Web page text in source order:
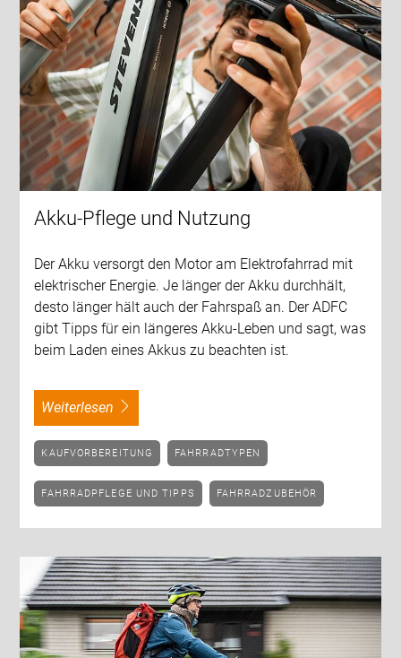
Akku-Pflege und Nutzung
Der Akku versorgt den Motor am Elektrofahrrad mit
elektrischer Energie. Je länger der Akku durchhält,
desto länger hält auch der Fahrspaß an. Der ADFC
gibt Tipps für ein längeres Akku-Leben und sagt, was
beim Laden eines Akkus zu beachten ist.
weiterlesen
KAUFVORBEREITUNG FAHRRADTYPEN
FAHRRADPFLEGE UND TIPPS FAHRRADZUBEHÖR